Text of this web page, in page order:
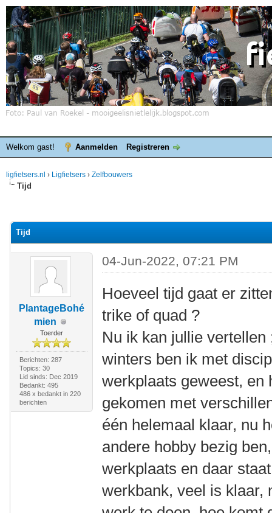
Welkom gast! Aanmelden Registreren
ligfietsers.nl › Ligfietsers › Zelfbouwers
Tijd
Tijd
PlantageBohé
mien
Toerder
Berichten: 287
Topics: 30
Lid sinds: Dec 2019
Bedankt: 495
486 x bedankt in 220
berichten
04-Jun-2022, 07:21 PM
Hoeveel tijd gaat er
trike of quad ?
Nu ik kan jullie
winters ben ik met
werkplaats geweest, en
gekomen met
één helemaal klaar, nu
andere hobby bezig
werkplaats en daar
werkbank, veel is klaar,